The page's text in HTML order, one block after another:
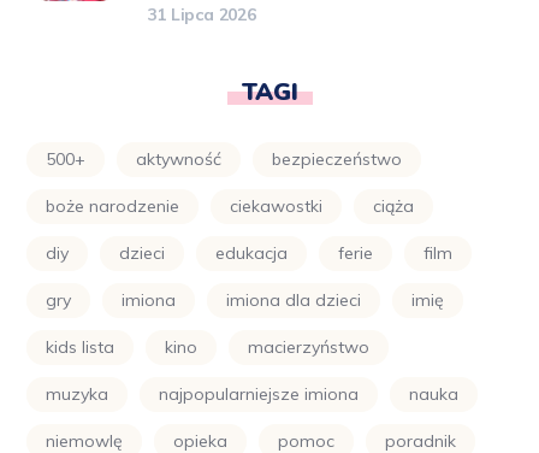
31 Lipca 2026
TAGI
500+ aktywność bezpieczeństwo
boże narodzenie ciekawostki ciąża
diy dzieci edukacja ferie film
gry imiona imiona dla dzieci imię
kids lista kino macierzyństwo
muzyka najpopularniejsze imiona nauka
niemowlę opieka pomoc poradnik